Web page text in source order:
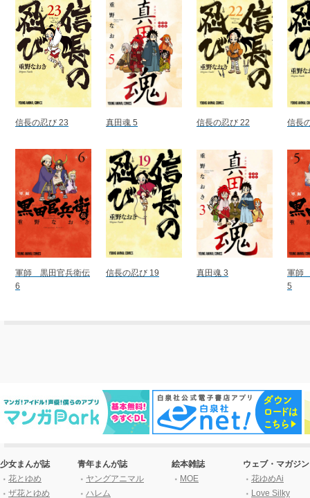
信長の忍び 23 真田魂 5 信長の忍び 22 信長
軍師 黒田官兵衛伝
6
信長の忍び 19 真田魂 3
軍師
5
少女まんが誌
花とゆめ
ザ花とゆめ
青年まんが誌
ヤングアニマル
ハレム
絵本雑誌
MOE
ウェブ・マガジン
花ゆめAi
Love Silky